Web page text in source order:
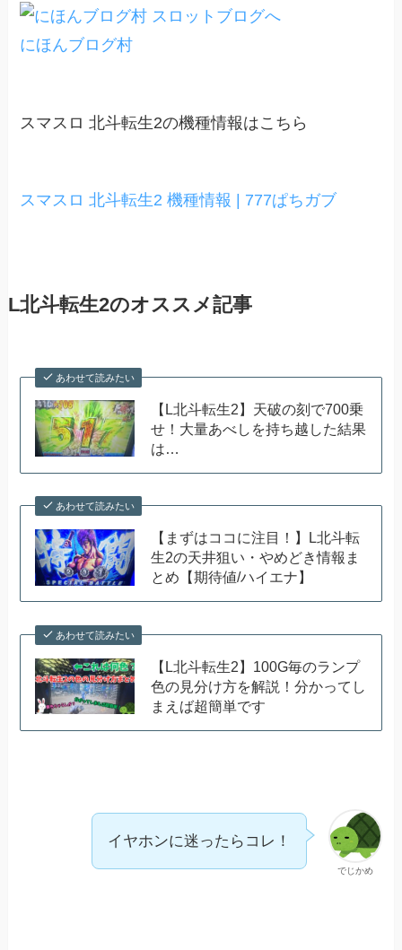
にほんブログ村
スマスロ 北斗転生2の機種情報はこちら
スマスロ 北斗転生2 機種情報 | 777ぱちガブ
L北斗転生2のオススメ記事
あわせて読みたい
【L北斗転生2】天破の刻で700乗
せ！大量あべしを持ち越した結果
は…
あわせて読みたい
【まずはココに注目！】L北斗転
生2の天井狙い・やめどき情報ま
とめ【期待値/ハイエナ】
あわせて読みたい
【L北斗転生2】100G毎のランプ
色の見分け方を解説！分かってし
まえば超簡単です
でじかめ
イヤホンに迷ったらコレ！